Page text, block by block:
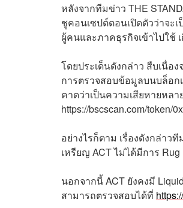
หลังจากทีมข่าว THE
ชูคอนเซปต์ตอนเปิดตัวว่าจะเ
ผู้คนและภาคธุรกิจเข้าไปใช้
โดยประเด็นดังกล่าว สืบเนื่อ
การตรวจสอบข้อมูลบนบล็อก
คาดว่าเป็นความเสียหายหล
https://bscscan.com/token/
อย่างไรก็ตาม เรื่องดังกล่าว
เหรียญ ACT ไม่ได้มีการ
นอกจากนี้ ACT ยังคงมี
สามารถตรวจสอบได้ที่